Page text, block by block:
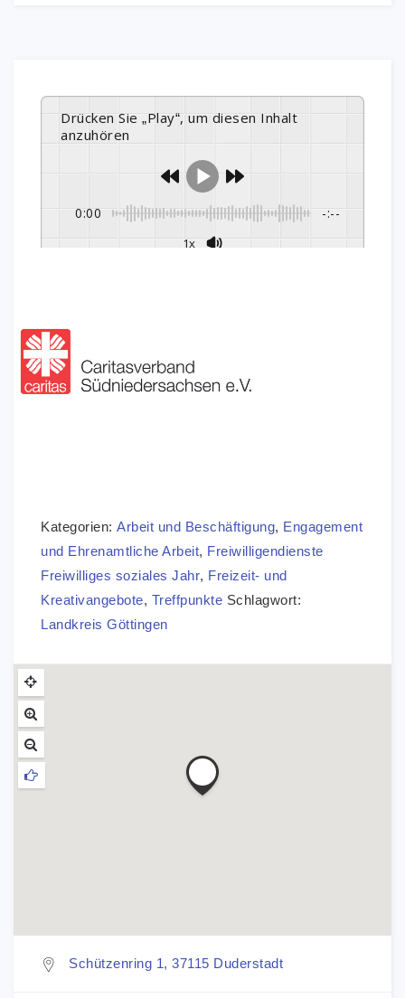
Drücken Sie „Play“, um diesen Inhalt
anzuhören
0:00 -:--
1x
Kategorien: Arbeit und Beschäftigung, Engagement
und Ehrenamtliche Arbeit, Freiwilligendienste
Freiwilliges soziales Jahr, Freizeit- und
Kreativangebote, Treffpunkte Schlagwort:
Landkreis Göttingen
Schützenring 1, 37115 Duderstadt